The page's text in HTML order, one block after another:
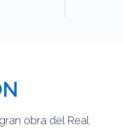
obra del Real